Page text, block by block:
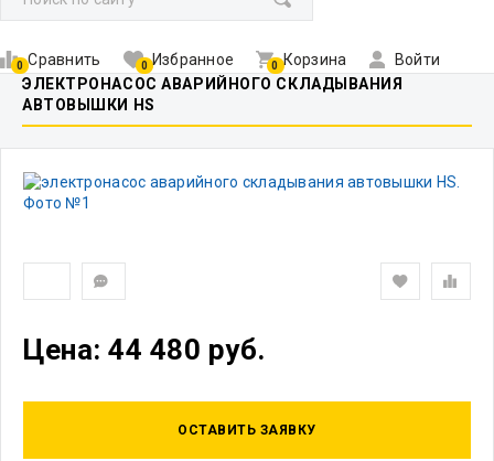
0 Сравнить 0 Избранное 0 Корзина
Войти
ЭЛЕКТРОНАСОС АВАРИЙНОГО СКЛАДЫВАНИЯ
АВТОВЫШКИ HS
Цена: 44 480 руб.
ОСТАВИТЬ ЗАЯВКУ